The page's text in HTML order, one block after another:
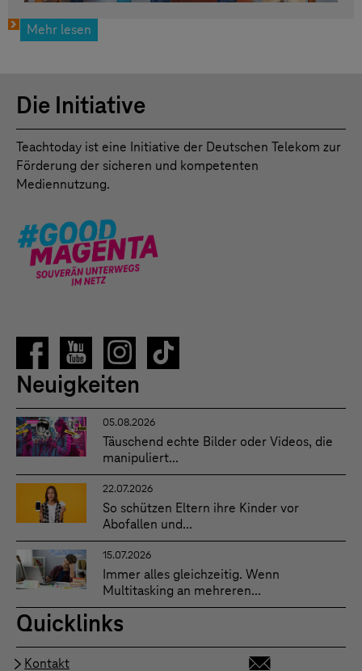
Mehr lesen
Die Initiative
Teachtoday ist eine Initiative der Deutschen Telekom zur
Förderung der sicheren und kompetenten
Mediennutzung.
Neuigkeiten
05.08.2026
Täuschend echte Bilder oder Videos, die
manipuliert...
22.07.2026
So schützen Eltern ihre Kinder vor
Abofallen und...
15.07.2026
Immer alles gleichzeitig. Wenn
Multitasking an mehreren...
Quicklinks
Kontakt